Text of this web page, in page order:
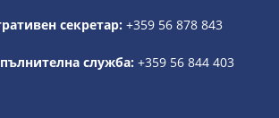
секретар: +359 56 878 843
служба: +359 56 844 403